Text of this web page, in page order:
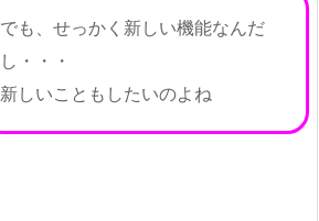
でも、せっかく新しい機能なんだ
し・・・
新しいこともしたいのよね